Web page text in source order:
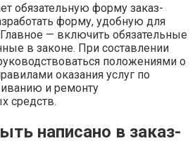
обязательную форму заказ-
форму, удобную для
— включить обязательные
в законе. При составлении
положениями о
оказания услуг по
и ремонту
средств.
написано в заказ-